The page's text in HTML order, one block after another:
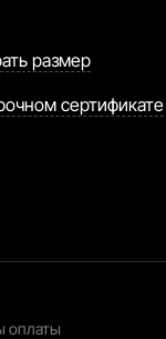
размер
сертификате
оплаты